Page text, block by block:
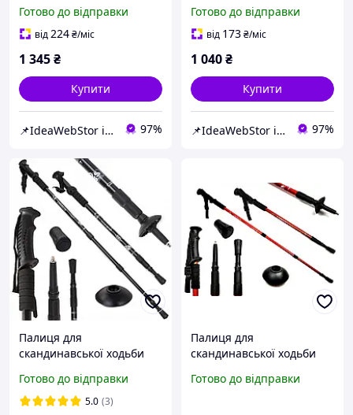
туристичні для
спортивної ходьби
Готово до відправки
від224₴/міс
1 345₴
Купити
📌IdeaWebStor інтернет-магазин товарів для спорту 97%
туристичні для
спортивної ходьби
Готово до відправки
від 173₴/міс
1 040₴
Купити
📌IdeaWebStor інтернет-магазин товарів для спорту 97%
Палиця для
скандинавської ходьби
шт
Готово до відправки
5.0 (3)
Палиця для
скандинавської ходьби
шт
Готово до відправки